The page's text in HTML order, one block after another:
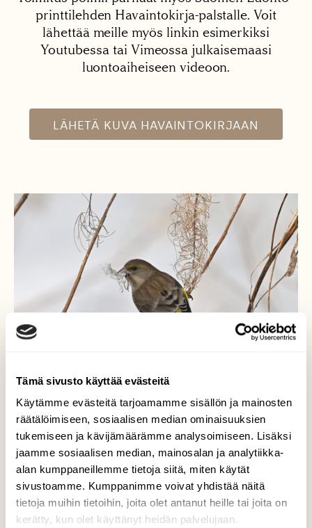
Tämä sivusto käyttää evästeitä
Käytämme evästeitä tarjoamamme sisällön ja mainosten
räätälöimiseen, sosiaalisen median ominaisuuksien
tukemiseen ja kävijämäärämme analysoimiseen. Lisäksi
jaamme sosiaalisen median, mainosalan ja analytiikka-
alan kumppaneillemme tietoja siitä, miten käytät
sivustoamme. Kumppanimme voivat yhdistää näitä
tietoja muihin tietoihin, joita olet antanut heille tai joita on
kerätty, kun olet käyttänyt heidän palvelujaan.
printtilehden Havaintokirja-palstalle. Voit
lähettää meille myös linkin esimerkiksi
Youtubessa tai Vimeossa julkaisemaasi
luontoaiheiseen videoon.
LÄHETÄ KUVA HAVAINTOKIRJAAN
Viherpeippo
Viherpeippo taitaa jo keräillä pesätarpeita
kuivuneesta horsmasta.